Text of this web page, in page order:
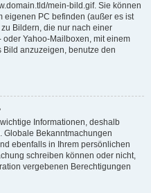
mein-bild.gif. Sie können
eigenen PC befinden (außer es ist
Bildern, die nur nach einer
Yahoo-Mailboxen, mit einem
Bild anzuzeigen, benutze den
Informationen, deshalb
Globale Bekanntmachungen
ebenfalls in Ihrem persönlichen
schreiben können oder nicht,
vergebenen Berechtigungen